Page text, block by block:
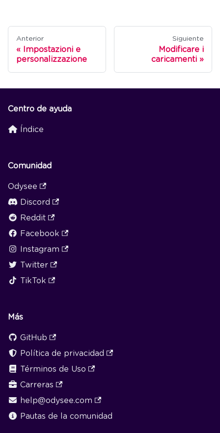
Anterior
Impostazioni e
personalizzazione
Siguiente
Modificare i
caricamenti
Centro de ayuda
Índice
Comunidad
Odysee
Discord
Reddit
Facebook
Instagram
Twitter
TikTok
Más
GitHub
Política de privacidad
Términos de Uso
Carreras
help@odysee.com
Pautas de la comunidad